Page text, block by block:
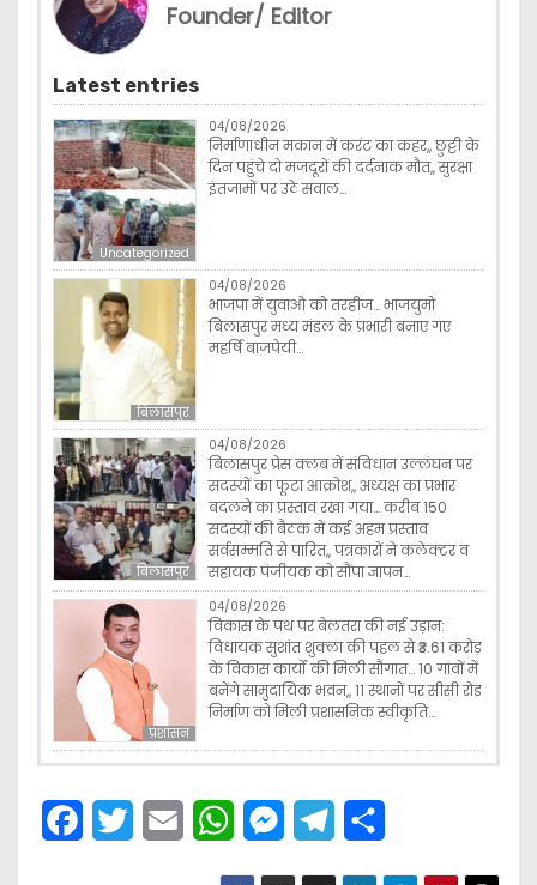
Founder/ Editor
Latest entries
Uncategorized
04/08/2026
निर्माणाधीन मकान में करंट का कहर,, छुट्टी के
दिन पहुंचे दो मजदूरों की दर्दनाक मौत,, सुरक्षा
इंतजामों पर उठे सवाल…
बिलासपुर
04/08/2026
भाजपा में युवाओ को तरहीज… भाजयुमो
बिलासपुर मध्य मंडल के प्रभारी बनाए गए
महर्षि बाजपेयी…
बिलासपुर
04/08/2026
बिलासपुर प्रेस क्लब में संविधान उल्लंघन पर
सदस्यों का फूटा आक्रोश,, अध्यक्ष का प्रभार
बदलने का प्रस्ताव रखा गया… करीब 150
सदस्यों की बैठक में कई अहम प्रस्ताव
सर्वसम्मति से पारित,, पत्रकारों ने कलेक्टर व
सहायक पंजीयक को सौंपा ज्ञापन…
प्रशासन
04/08/2026
विकास के पथ पर बेलतरा की नई उड़ान:
विधायक सुशांत शुक्ला की पहल से ₹3.61 करोड़
के विकास कार्यों की मिली सौगात… 10 गांवों में
बनेंगे सामुदायिक भवन,, 11 स्थानों पर सीसी रोड
निर्माण को मिली प्रशासनिक स्वीकृति…
W
M